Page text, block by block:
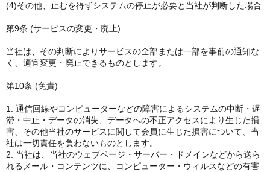
(4)その他、止むを得ずシステムの停止が必要と当社が判断した場合
第9条 (サービスの変更・廃止)
当社は、その判断によりサービスの全部または一部を事前の通知な
く、適宜変更・廃止できるものとします。
第10条 (免責)
1. 通信回線やコンピューターなどの障害によるシステムの中断・遅
滞・中止・データの消失、データへの不正アクセスにより生じた損
害、その他当社のサービスに関して会員に生じた損害について、当
社は一切責任を負わないものとします。
2. 当社は、当社のウェブページ・サーバー・ドメインなどから送ら
れるメール・コンテンツに、コンピューター・ウィルスなどの有害